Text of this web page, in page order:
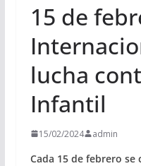
15 de
lucha
Infantil
15/02/2024 admin
Cada 15 de febrero se